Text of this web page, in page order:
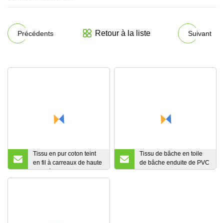
Précédents Retour à la liste Suivant
Tissu en pur coton teint
en fil à carreaux de haute
qualité
Tissu de bâche en toile
de bâche enduite de PVC
de protection UV ignifuge